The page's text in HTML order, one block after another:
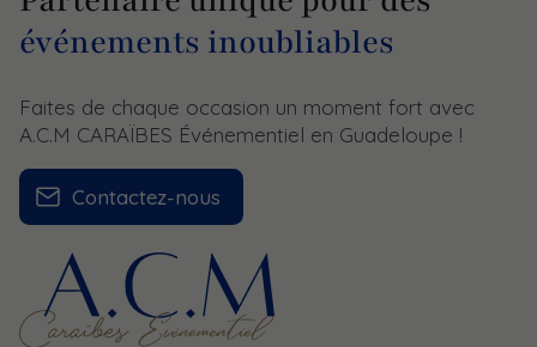
événements inoubliables
Faites de chaque occasion un moment fort avec
A.C.M CARAÏBES Événementiel en Guadeloupe !
Contactez-nous